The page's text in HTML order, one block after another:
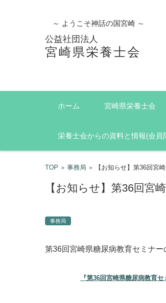
～ ようこそ神話の
宮崎県栄
コンテンツに移動
ホーム 宮崎県栄養士会
栄養士会からの資料と情報(会員
TOP > 事務局 > 【お知らせ】第36回宮
【お知らせ】第36回宮
事務局
第36回宮崎県糖尿病教育セミナー
『第36回宮崎県糖尿病教育